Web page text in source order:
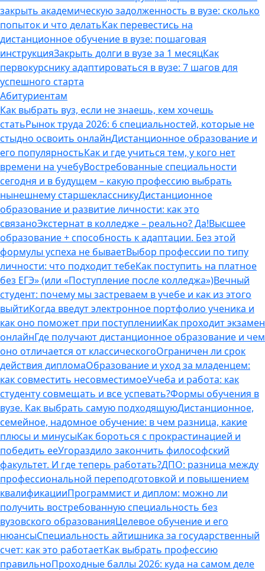
закрыть академическую задолженность в вузе: сколько
попыток и что делатьКак перевестись на
дистанционное обучение в вузе: пошаговая
инструкцияЗакрыть долги в вузе за 1 месяцКак
первокурснику адаптироваться в вузе: 7 шагов для
успешного старта
Абитуриентам
Как выбрать вуз, если не знаешь, кем хочешь
статьРынок труда 2026: 6 специальностей, которые не
стыдно освоить онлайнДистанционное образование и
его популярностьКак и где учиться тем, у кого нет
времени на учебуВостребованные специальности
сегодня и в будущем – какую профессию выбрать
нынешнему старшеклассникуДистанционное
образование и развитие личности: как это
связаноЭкстернат в колледже – реально? Да!Высшее
образование + способность к адаптации. Без этой
формулы успеха не бываетВыбор профессии по типу
личности: что подходит тебеКак поступить на платное
без ЕГЭ» (или «Поступление после колледжа»)Вечный
студент: почему мы застреваем в учебе и как из этого
выйтиКогда введут электронное портфолио ученика и
как оно поможет при поступленииКак проходит экзамен
онлайнГде получают дистанционное образование и чем
оно отличается от классическогоОграничен ли срок
действия дипломаОбразование и уход за младенцем:
как совместить несовместимоеУчеба и работа: как
студенту совмещать и все успевать?Формы обучения в
вузе. Как выбрать самую подходящуюДистанционное,
семейное, надомное обучение: в чем разница, какие
плюсы и минусыКак бороться с прокрастинацией и
победить ееУгораздило закончить философский
факультет. И где теперь работать?ДПО: разница между
профессиональной переподготовкой и повышением
квалификацииПрограммист и диплом: можно ли
получить востребованную специальность без
вузовского образованияЦелевое обучение и его
нюансыСпециальность айтишника за государственный
счет: как это работаетКак выбрать профессию
правильноПроходные баллы 2026: куда на самом деле